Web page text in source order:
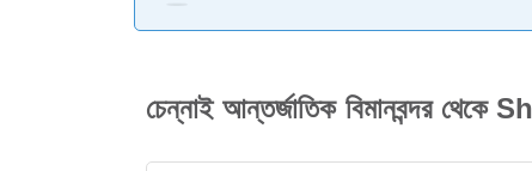
চেন্নাই আন্তর্জাতিক বিমানবন্দর